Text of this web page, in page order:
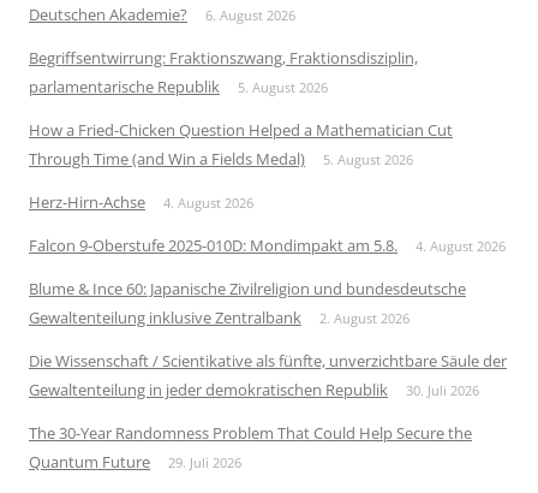
Deutschen Akademie?
6. August 2026
Begriffsentwirrung: Fraktionszwang, Fraktionsdisziplin,
parlamentarische Republik
5. August 2026
How a Fried-Chicken Question Helped a Mathematician Cut
Through Time (and Win a Fields Medal)
5. August 2026
Herz-Hirn-Achse 4. August 2026
Falcon 9-Oberstufe 2025-010D: Mondimpakt am 5.8. 4. August 2026
Blume & Ince 60: Japanische Zivilreligion und bundesdeutsche
Gewaltenteilung inklusive Zentralbank
2. August 2026
Die Wissenschaft / Scientikative als fünfte, unverzichtbare Säule der
Gewaltenteilung in jeder demokratischen Republik
30. Juli 2026
The 30-Year Randomness Problem That Could Help Secure the
Quantum Future
29. Juli 2026